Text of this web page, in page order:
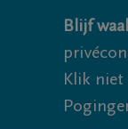
Blijf
Klik niet